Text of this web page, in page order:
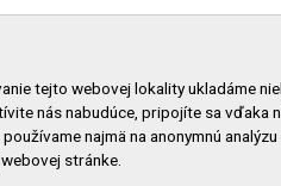
Ochrana osobných
Možnosti dopravy
Možnosti platby
Zmeniť nastavenie
tejto webovej lokality ukladáme
nás nabudúce, pripojíte sa vďaka
najmä na anonymnú
stránke.